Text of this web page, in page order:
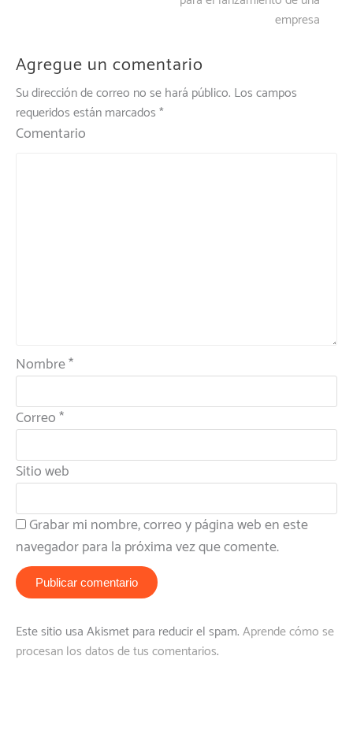
empresa
Agregue un comentario
Su dirección de correo no se hará público. Los campos
requeridos están marcados*
Comentario
Nombre*
Correo*
Sitio web
Grabar mi nombre, correo y página web en este
navegador para la próxima vez que comente.
Este sitio usa Akismet para reducir el spam.Aprende cómo se
procesan los datos de tus comentarios.